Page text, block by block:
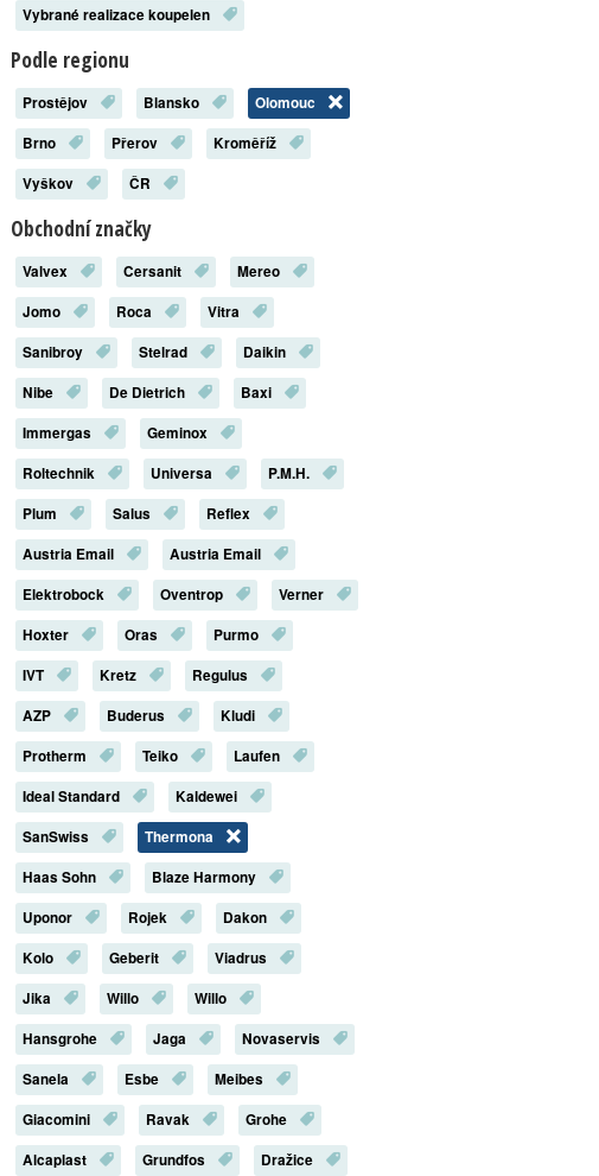
Vybrané realizace koupelen
Podle regionu
Prostějov Blansko
Olomouc
Brno
Přerov
Kroměříž
Vyškov
ČR
Obchodní značky
Valvex Cersanit
Mereo
Jomo
Roca
Vitra
Sanibroy
Stelrad
Daikin
Nibe
De Dietrich
Baxi
Immergas
Geminox
Roltechnik
Universa
P.M.H.
Plum
Salus
Reflex
Austria Email
Austria Email
Elektrobock
Oventrop
Verner
Hoxter
Oras
Purmo
IVT
Kretz
Regulus
AZP
Buderus
Kludi
Protherm
Teiko
Laufen
Ideal Standard
Kaldewei
SanSwiss
Thermona
Haas Sohn
Blaze Harmony
Uponor
Rojek
Dakon
Kolo
Geberit
Viadrus
Jika
Willo
Willo
Hansgrohe
Jaga
Novaservis
Sanela
Esbe
Meibes
Giacomini
Ravak
Grohe
Alcaplast
Grundfos Dražice